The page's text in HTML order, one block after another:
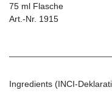
75 ml Flasche
Art.-Nr. 1915
Ingredients (INCI-